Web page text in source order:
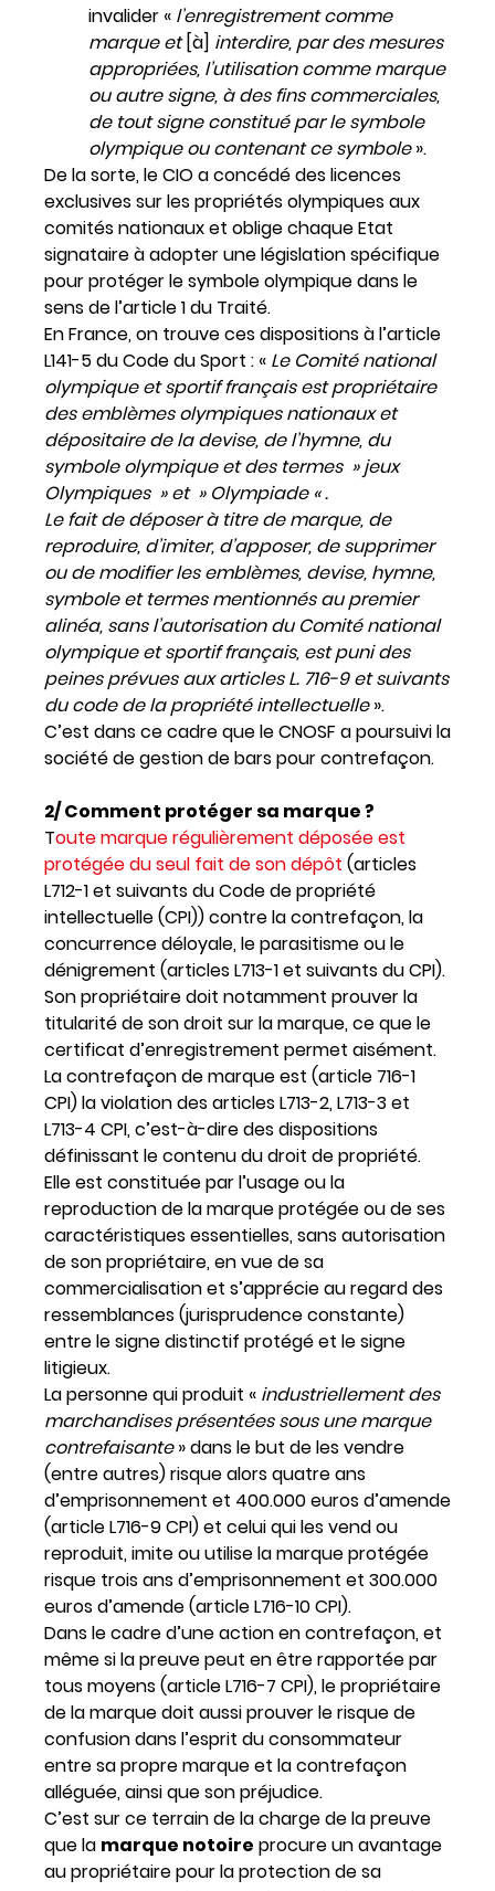
invalider « l’enregistrement comme
marque et [à] interdire, par des mesures
appropriées, l’utilisation comme marque
ou autre signe, à des fins commerciales,
de tout signe constitué par le symbole
olympique ou contenant ce symbole».
De la sorte, le CIO a concédé des licences
exclusives sur les propriétés olympiques aux
comités nationaux et oblige chaque Etat
signataire à adopter une législation spécifique
pour protéger le symbole olympique dans le
sens de l’article 1 du Traité.
En France, on trouve ces dispositions à l’article
L141-5 du Code du Sport : « Le Comité national
olympique et sportif français est propriétaire
des emblèmes olympiques nationaux et
dépositaire de la devise, de l’hymne, du
symbole olympique et des termes » jeux
Olympiques » et » Olympiade « .
Le fait de déposer à titre de marque, de
reproduire, d’imiter, d’apposer, de supprimer
ou de modifier les emblèmes, devise, hymne,
symbole et termes mentionnés au premier
alinéa, sans l’autorisation du Comité national
olympique et sportif français, est puni des
peines prévues aux articles L. 716-9 et suivants
du code de la propriété intellectuelle».
C’est dans ce cadre que le CNOSF a poursuivi la
société de gestion de bars pour contrefaçon.
2/ Comment protéger sa marque ?
Toute marque régulièrement déposée est
protégée du seul fait de son dépôt (articles
L712-1 et suivants du Code de propriété
intellectuelle (CPI)) contre la contrefaçon, la
concurrence déloyale, le parasitisme ou le
dénigrement (articles L713-1 et suivants du CPI).
Son propriétaire doit notamment prouver la
titularité de son droit sur la marque, ce que le
certificat d’enregistrement permet aisément.
La contrefaçon de marque est (article 716-1
CPI) la violation des articles L713-2, L713-3 et
L713-4 CPI, c’est-à-dire des dispositions
définissant le contenu du droit de propriété.
Elle est constituée par l’usage ou la
reproduction de la marque protégée ou de ses
caractéristiques essentielles, sans autorisation
de son propriétaire, en vue de sa
commercialisation et s’apprécie au regard des
ressemblances (jurisprudence constante)
entre le signe distinctif protégé et le signe
litigieux.
La personne qui produit « industriellement des
marchandises présentées sous une marque
contrefaisante»dans le but de les vendre
(entre autres) risque alors quatre ans
d’emprisonnement et 400.000 euros d’amende
(article L716-9 CPI) et celui qui les vend ou
reproduit, imite ou utilise la marque protégée
risque trois ans d’emprisonnement et 300.000
euros d’amende (article L716-10 CPI).
Dans le cadre d’une action en contrefaçon, et
même si la preuve peut en être rapportée par
tous moyens (article L716-7 CPI), le propriétaire
de la marque doit aussi prouver le risque de
confusion dans l’esprit du consommateur
entre sa propre marque et la contrefaçon
alléguée, ainsi que son préjudice.
C’est sur ce terrain de la charge de la preuve
que la marque notoire procure un avantage
au propriétaire pour la protection de sa